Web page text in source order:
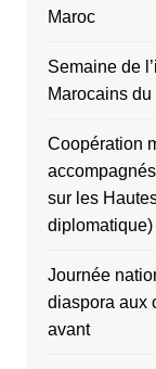
Maroc
Semaine de
Marocains
Coopération
sur les
diplomatique)
Journée
diaspora aux
avant